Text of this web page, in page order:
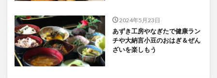
2024年5月23日
あずき工房やなぎたで健康ラン
チや大納言小豆のおはぎ＆ぜん
ざいを楽しもう